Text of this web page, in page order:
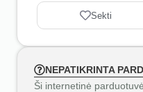
Sekti
NEPATIKRINTA
Ši internetinė parduotuvė